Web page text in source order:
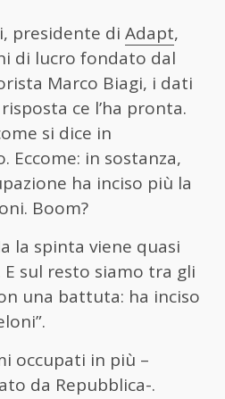
presidente di Adapt,
di lucro fondato dal
Marco Biagi, i dati
ce l’ha pronta.
si dice in
Eccome: in sostanza,
ha inciso più la
Boom?
la spinta viene quasi
sul resto siamo tra gli
una battuta: ha inciso
occupati in più –
da Repubblica-.